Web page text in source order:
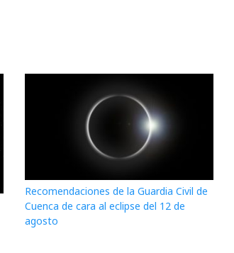
Recomendaciones de la Guardia Civil de
Cuenca de cara al eclipse del 12 de
agosto